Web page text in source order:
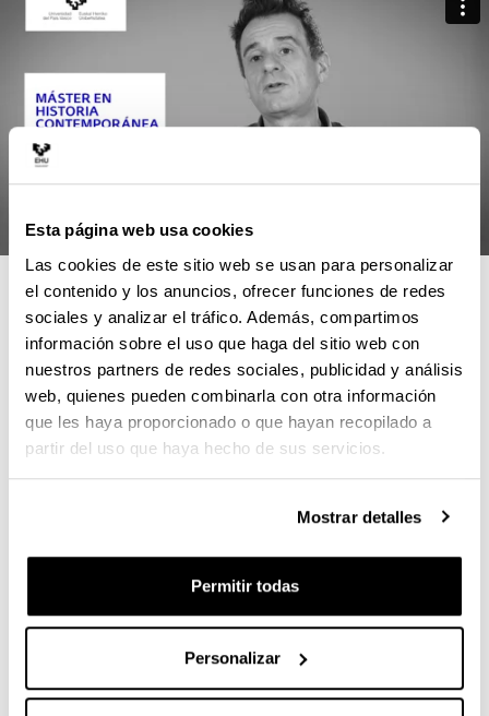
Esta página web usa cookies
Las cookies de este sitio web se usan para personalizar
el contenido y los anuncios, ofrecer funciones de redes
sociales y analizar el tráfico. Además, compartimos
información sobre el uso que haga del sitio web con
nuestros partners de redes sociales, publicidad y análisis
web, quienes pueden combinarla con otra información
que les haya proporcionado o que hayan recopilado a
partir del uso que haya hecho de sus servicios.
Mostrar detalles
Permitir todas
Personalizar
4 RAZONES PARA ELEGIR ESTE
MÁSTER
Es un máster interuniversitario, esto garantiza una
formación transversal que reúne las potencialidades
formativas de nueve departamentos universitarios.
Está orientado a formar personas investigadoras, en
parte de la formación es cursada a distancia,
favoreciendo el trabajo interuniversitario.
Programa formativo avanzado orientado a la